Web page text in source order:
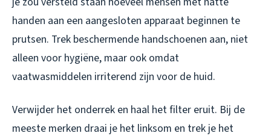
handen aan een aangesloten apparaat beginnen te
prutsen. Trek beschermende handschoenen aan, niet
alleen voor hygiëne, maar ook omdat
vaatwasmiddelen irriterend zijn voor de huid.
Verwijder het onderrek en haal het filter eruit. Bij de
meeste merken draai je het linksom en trek je het